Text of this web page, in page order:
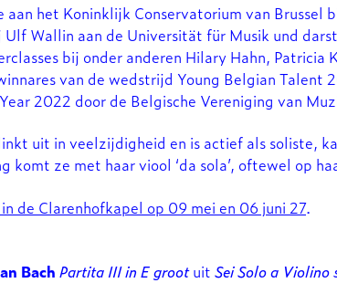
aan het Koninklijk Conservatorium van Brussel
Wallin aan de Universität für Musik und
bij onder anderen Hilary Hahn, Patricia
van de wedstrijd Young Belgian Talent
2022 door de Belgische Vereniging van
uit in veelzijdigheid en is actief als soliste,
komt ze met haar viool ‘da sola’, oftewel op
in de Clarenhofkapel op 09 mei en 06 juni 27.
Bach Partita III in E grootuit Sei Solo a Violino